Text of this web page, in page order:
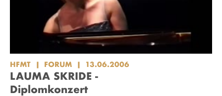
HFMT FORUM 13.06.2006
LAUMA SKRIDE -
Diplomkonzert